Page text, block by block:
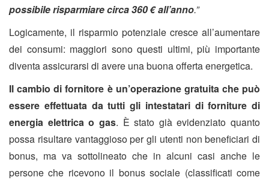
possibile risparmiare circa 360 € all’anno.”
Logicamente, il risparmio potenziale cresce all’aumentare
dei consumi: maggiori sono questi ultimi, più importante
diventa assicurarsi di avere una buona offerta energetica.
Il cambio di fornitore è un’operazione gratuita che può
essere effettuata da tutti gli intestatari di forniture di
energia elettrica o gas. È stato già evidenziato quanto
possa risultare vantaggioso per gli utenti non beneficiari di
bonus, ma va sottolineato che in alcuni casi anche le
persone che ricevono il bonus sociale (classificati come